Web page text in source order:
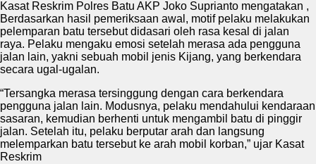
Kasat Reskrim Polres Batu AKP Joko Suprianto mengatakan ,
Berdasarkan hasil pemeriksaan awal, motif pelaku melakukan
pelemparan batu tersebut didasari oleh rasa kesal di jalan
raya. Pelaku mengaku emosi setelah merasa ada pengguna
jalan lain, yakni sebuah mobil jenis Kijang, yang berkendara
secara ugal-ugalan.
“Tersangka merasa tersinggung dengan cara berkendara
pengguna jalan lain. Modusnya, pelaku mendahului kendaraan
sasaran, kemudian berhenti untuk mengambil batu di pinggir
jalan. Setelah itu, pelaku berputar arah dan langsung
melemparkan batu tersebut ke arah mobil korban,” ujar Kasat
Reskrim